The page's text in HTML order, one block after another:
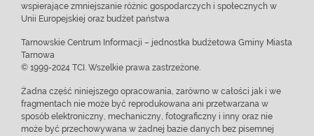
wspierające zmniejszanie różnic gospodarczych i społecznych w
Unii Europejskiej oraz budżet państwa
Tarnowskie Centrum Informacji – jednostka budżetowa Gminy Miasta
Tarnowa
© 1999-2024 TCI. Wszelkie prawa zastrzeżone.
Żadna część niniejszego opracowania, zarówno w całości jak i we
fragmentach nie może być reprodukowana ani przetwarzana w
sposób elektroniczny, mechaniczny, fotograficzny i inny oraz nie
może być przechowywana w żadnej bazie danych bez pisemnej